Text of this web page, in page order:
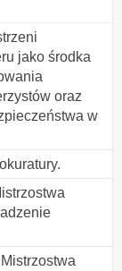
jako środka
oraz
w